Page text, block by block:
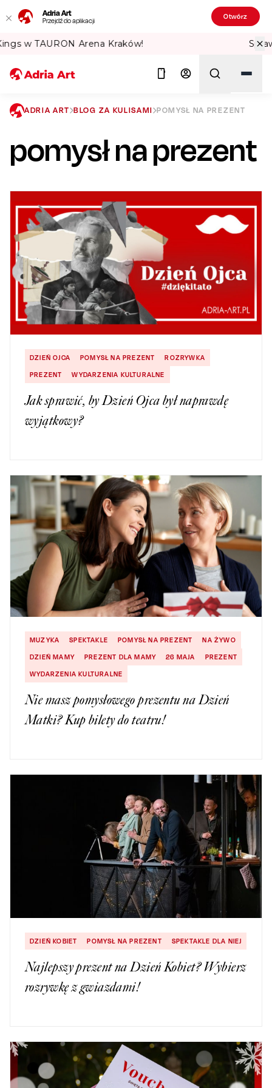
Adria Art
Przejdź do aplikacji Otwórz
Sprawdź Teatralne Lato w PKiN! 🏛️
ADRIA ART BLOG ZA KULISAMI POMYSŁ NA PREZENT
pomysł na prezent
DZIEŃ OJCA POMYSŁ NA PREZENT
ROZRYWKA
PREZENT
WYDARZENIA KULTURALNE
Jak sprawić, by Dzień Ojca był naprawdę
wyjątkowy?
MUZYKA SPEKTAKLE POMYSŁ NA PREZENT
NA ŻYWO
DZIEŃ MAMY
PREZENT DLA MAMY 26 MAJA
PREZENT
WYDARZENIA KULTURALNE
Nie masz pomysłowego prezentu na Dzień
Matki? Kup bilety do teatru!
DZIEŃ KOBIET POMYSŁ NA PREZENT SPEKTAKLE DLA NIEJ
Najlepszy prezent na Dzień Kobiet? Wybierz
rozrywkę z gwiazdami!